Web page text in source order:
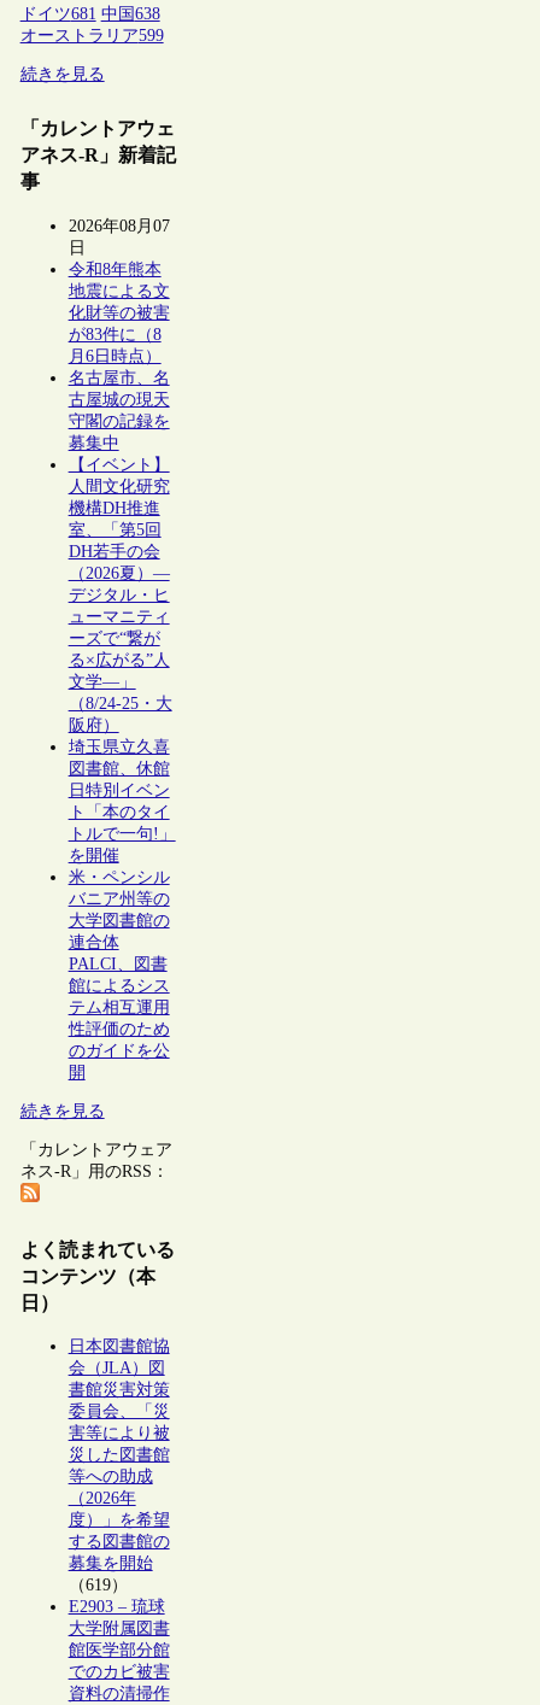
ドイツ681 中国 638
オーストラリア599
続きを見る
「カレントアウェ
アネス-R」新着記
事
2026年08月07
日
令和8年熊本
地震による文
化財等の被害
が83件に（8
月6日時点）
名古屋市、名
古屋城の現天
守閣の記録を
募集中
【イベント】
人間文化研究
機構DH推進
室、「第5回
DH若手の会
（2026夏）―
デジタル・ヒ
ューマニティ
ーズで“繋が
る×広がる”人
文学―」
（8/24-25・大
阪府）
埼玉県立久喜
図書館、休館
日特別イベン
ト「本のタイ
トルで一句!」
を開催
米・ペンシル
バニア州等の
大学図書館の
連合体
PALCI、図書
館によるシス
テム相互運用
性評価のため
のガイドを公
開
続きを見る
「カレントアウェア
ネス-R」用のRSS：
よく読まれている
コンテンツ（本
日）
日本図書館協
会（JLA）図
書館災害対策
委員会、「災
害等により被
災した図書館
等への助成
（2026年
度）」を希望
する図書館の
募集を開始
（619）
E2903 – 琉球
大学附属図書
館医学部分館
でのカビ被害
資料の清掃作